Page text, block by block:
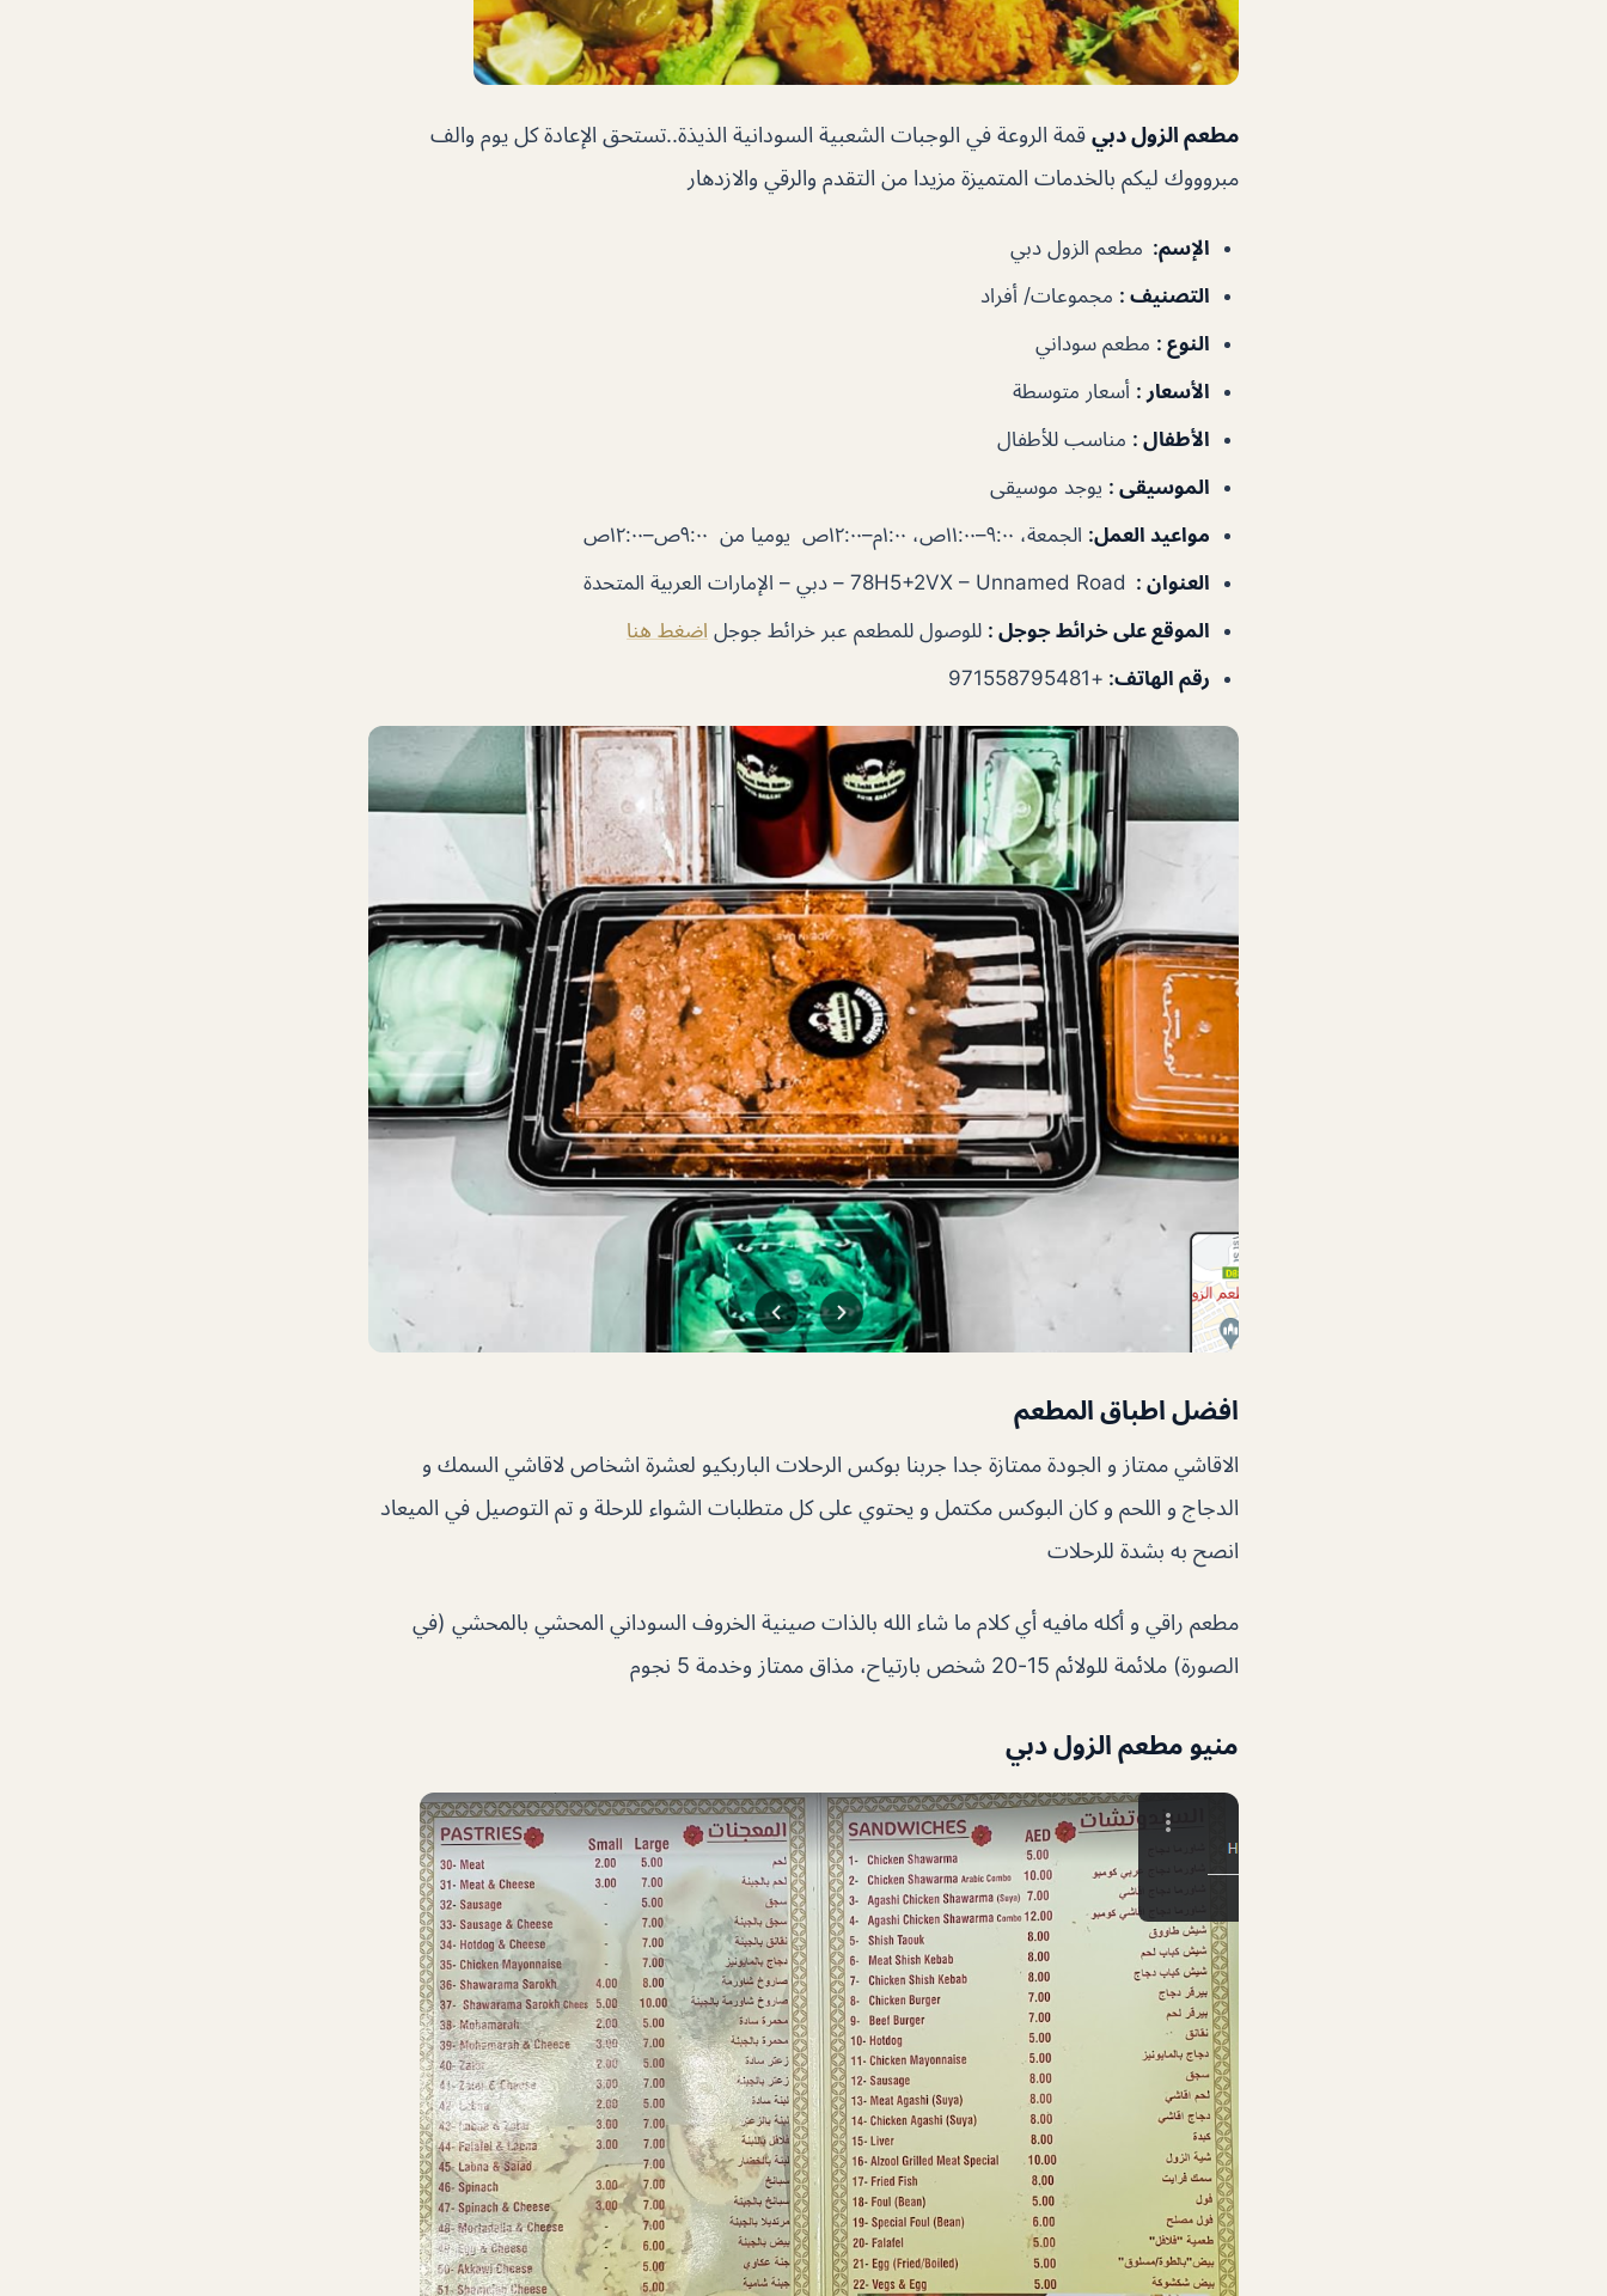
مطعم الزول دبي قمة الروعة في الوجبات الشعبية السودانية الذيذة..تستحق الإعادة كل يوم والف
مبروووك ليكم بالخدمات المتميزة مزيدا من التقدم والرقي والازدهار
الإسم: مطعم الزول دبي
التصنيف : مجموعات/ أفراد
النوع : مطعم سوداني
الأسعار : أسعار متوسطة
الأطفال : مناسب للأطفال
الموسيقى : يوجد موسيقى
مواعيد العمل: الجمعة، ٩:٠٠–١١:٠٠ص، ١:٠٠م–١٢:٠٠ص يوميا من ٩:٠٠ص–١٢:٠٠ص
العنوان : 78H5+2VX – Unnamed Road – دبي – الإمارات العربية المتحدة
الموقع على خرائط جوجل : للوصول للمطعم عبر خرائط جوجل اضغط هنا
رقم الهاتف:
+971558795481
افضل اطباق المطعم
الاقاشي ممتاز و الجودة ممتازة جدا جربنا بوكس الرحلات الباربكيو لعشرة اشخاص لاقاشي السمك و
الدجاج و اللحم و كان البوكس مكتمل و يحتوي على كل متطلبات الشواء للرحلة و تم التوصيل في الميعاد
انصح به بشدة للرحلات
مطعم راقي و أكله مافيه أي كلام ما شاء الله بالذات صينية الخروف السوداني المحشي بالمحشي (في
الصورة) ملائمة للولائم 15-20 شخص بارتياح، مذاق ممتاز وخدمة 5 نجوم
منيو مطعم الزول دبي